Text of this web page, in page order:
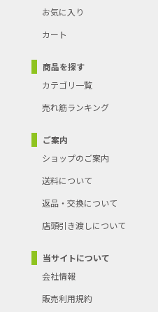
お気に入り
カート
商品を探す
カテゴリ一覧
売れ筋ランキング
ご案内
ショップのご案内
送料について
返品・交換について
店頭引き渡しについて
当サイトについて
会社情報
販売利用規約